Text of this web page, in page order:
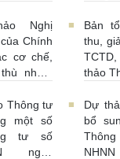
Nghị
Chính
cơ chế,
nhằm
chống
ứng yêu
thực
về trao
Bản
thu,
TCTD,
thảo
nhận
kỳ
20/07/
Thông tư
một số
tư số
ngày
Dự
bổ